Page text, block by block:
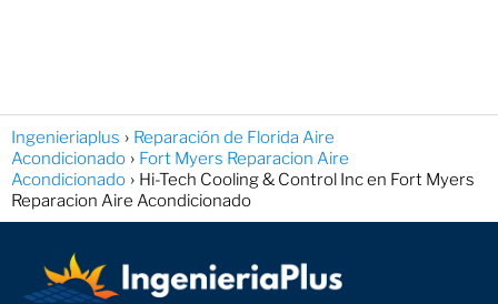
Ingenieriaplus
Reparación de Florida Aire
Acondicionado
Fort Myers Reparacion Aire
Acondicionado
Hi-Tech Cooling & Control Inc en Fort Myers
Reparacion Aire Acondicionado